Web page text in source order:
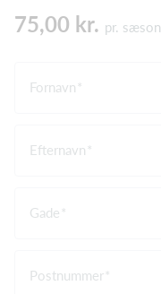
75,00 kr. pr. sæson
Fornavn
Efternavn
Gade
Postnummer